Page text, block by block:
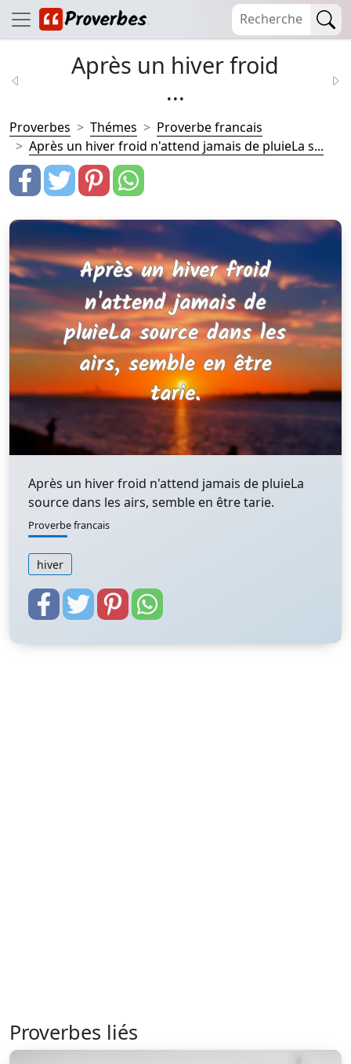
Après un hiver froid
...
Proverbes Thémes
Proverbe francais
Après un hiver froid n'attend jamais de pluieLa s...
Après un hiver froid n'attend jamais de pluieLa
source dans les airs, semble en être tarie.
Proverbe francais
hiver
Proverbes liés